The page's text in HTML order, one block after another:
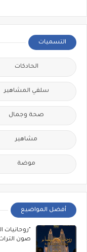
التسميات
الحادكات
سلفي المشاهير
صحة وجمال
مشاهير
موضة
أفضل المواضيع
صون